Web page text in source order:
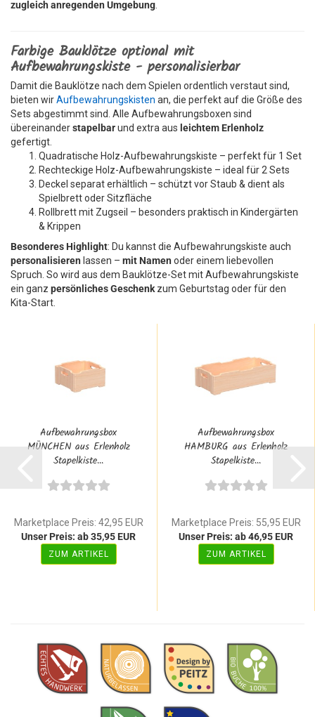
zugleich anregenden Umgebung
Farbige Bauklötze optional mit
Aufbewahrungskiste - personalisierbar
Damit die Bauklötze nach dem Spielen ordentlich verstaut sind,
bieten wirAufbewahrungskisten an, die perfekt auf die Größe des
Sets abgestimmt sind. Alle Aufbewahrungsboxen sind
übereinanderstapelbarund extra aus leichtem Erlenholz
gefertigt.
Quadratische Holz-Aufbewahrungskiste – perfekt für 1 Set
Rechteckige Holz-Aufbewahrungskiste – ideal für 2 Sets
Deckel separat erhältlich – schützt vor Staub & dient als
Spielbrett oder Sitzfläche
Rollbrett mit Zugseil – besonders praktisch in Kindergärten
& Krippen
Besonderes Highlight: Du kannst die Aufbewahrungskiste auch
personalisieren lassen – mit Namen oder einem liebevollen
Spruch. So wird aus dem Bauklötze-Set mit Aufbewahrungskiste
ein ganz persönliches Geschenk zum Geburtstag oder für den
Kita-Start.
Aufbewahrungsbox
MÜNCHEN aus Erlenholz
Stapelkiste...
Marketplace Preis: 42,95 EUR
Unser Preis: ab 35,95 EUR
ZUM ARTIKEL
Aufbewahrungsbox
HAMBURG aus Erlenholz
Stapelkiste...
Marketplace Preis: 55,95 EUR
Unser Preis: ab 46,95 EUR
ZUM ARTIKEL